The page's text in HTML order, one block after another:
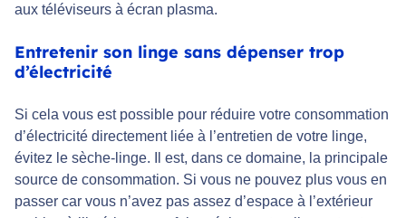
aux téléviseurs à écran plasma.
Entretenir son linge sans dépenser trop
d’électricité
Si cela vous est possible pour réduire votre consommation
d’électricité directement liée à l’entretien de votre linge,
évitez le sèche-linge. Il est, dans ce domaine, la principale
source de consommation. Si vous ne pouvez plus vous en
passer car vous n’avez pas assez d’espace à l’extérieur